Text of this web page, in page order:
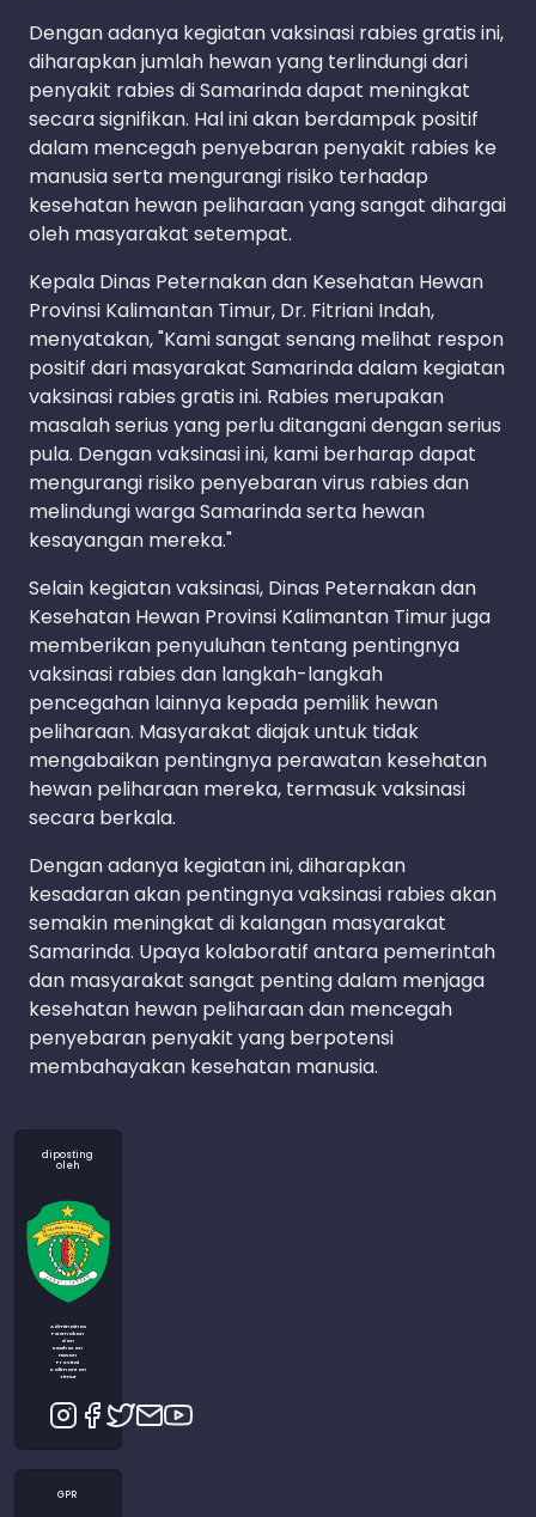
Dengan adanya kegiatan vaksinasi rabies gratis ini,
diharapkan jumlah hewan yang terlindungi dari
penyakit rabies di Samarinda dapat meningkat
secara signifikan. Hal ini akan berdampak positif
dalam mencegah penyebaran penyakit rabies ke
manusia serta mengurangi risiko terhadap
kesehatan hewan peliharaan yang sangat dihargai
oleh masyarakat setempat.
Kepala Dinas Peternakan dan Kesehatan Hewan
Provinsi Kalimantan Timur, Dr. Fitriani Indah,
menyatakan, "Kami sangat senang melihat respon
positif dari masyarakat Samarinda dalam kegiatan
vaksinasi rabies gratis ini. Rabies merupakan
masalah serius yang perlu ditangani dengan serius
pula. Dengan vaksinasi ini, kami berharap dapat
mengurangi risiko penyebaran virus rabies dan
melindungi warga Samarinda serta hewan
kesayangan mereka."
Selain kegiatan vaksinasi, Dinas Peternakan dan
Kesehatan Hewan Provinsi Kalimantan Timur juga
memberikan penyuluhan tentang pentingnya
vaksinasi rabies dan langkah-langkah
pencegahan lainnya kepada pemilik hewan
peliharaan. Masyarakat diajak untuk tidak
mengabaikan pentingnya perawatan kesehatan
hewan peliharaan mereka, termasuk vaksinasi
secara berkala.
Dengan adanya kegiatan ini, diharapkan
kesadaran akan pentingnya vaksinasi rabies akan
semakin meningkat di kalangan masyarakat
Samarinda. Upaya kolaboratif antara pemerintah
dan masyarakat sangat penting dalam menjaga
kesehatan hewan peliharaan dan mencegah
penyebaran penyakit yang berpotensi
membahayakan kesehatan manusia.
diposting
oleh
Admin Dinas
Peternakan
dan
Kesehatan
Hewan
Provinsi
Kalimantan
Timur
GPR